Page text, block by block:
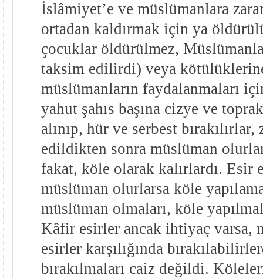
İslâmiyet’e ve müslümanlara
ortadan kaldırmak için ya
çocuklar öldürülmez,
taksim edilirdi) veya
müslümanların faydalanmaları
yahut şahıs başına cizye ve
alınıp, hür ve serbest
edildikten sonra müslüman
fakat, köle olarak kalırlardı. Esir
müslüman olurlarsa köle
müslüman olmaları, köle
Kâfir esirler ancak ihtiyaç varsa,
esirler karşılığında
bırakılmaları caiz değildi.